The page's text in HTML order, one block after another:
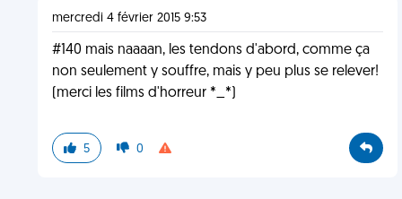
mercredi 4 février 2015 9:53
#140 mais naaaan, les tendons d'abord, comme ça
non seulement y souffre, mais y peu plus se relever!
(merci les films d'horreur *_*)
5 0